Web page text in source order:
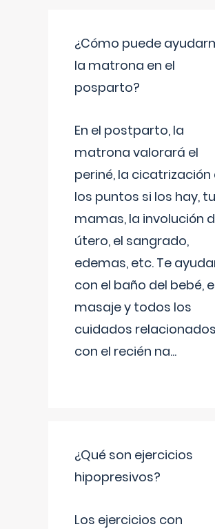
¿Cómo puede
la matrona en el
posparto?
En el postparto, la
matrona valorará el
periné, la cicatrización
los puntos si los hay,
mamas, la involución
útero, el sangrado,
edemas, etc. Te
con el baño del bebé,
masaje y todos los
cuidados relacionados
con el recién na...
¿Qué son ejercicios
hipopresivos?
Los ejercicios con